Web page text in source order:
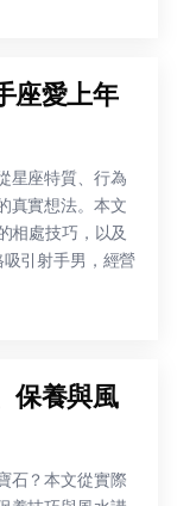
座愛上年
星座特質、行為
真實想法。本文
相處技巧，以及
引射手男，經營
保養與風
石？本文從實際